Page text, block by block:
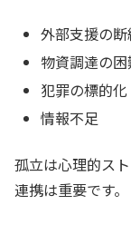
外部支援の断
物資調達の
犯罪の標的化
情報不足
孤立は心理的ス
連携は重要です。